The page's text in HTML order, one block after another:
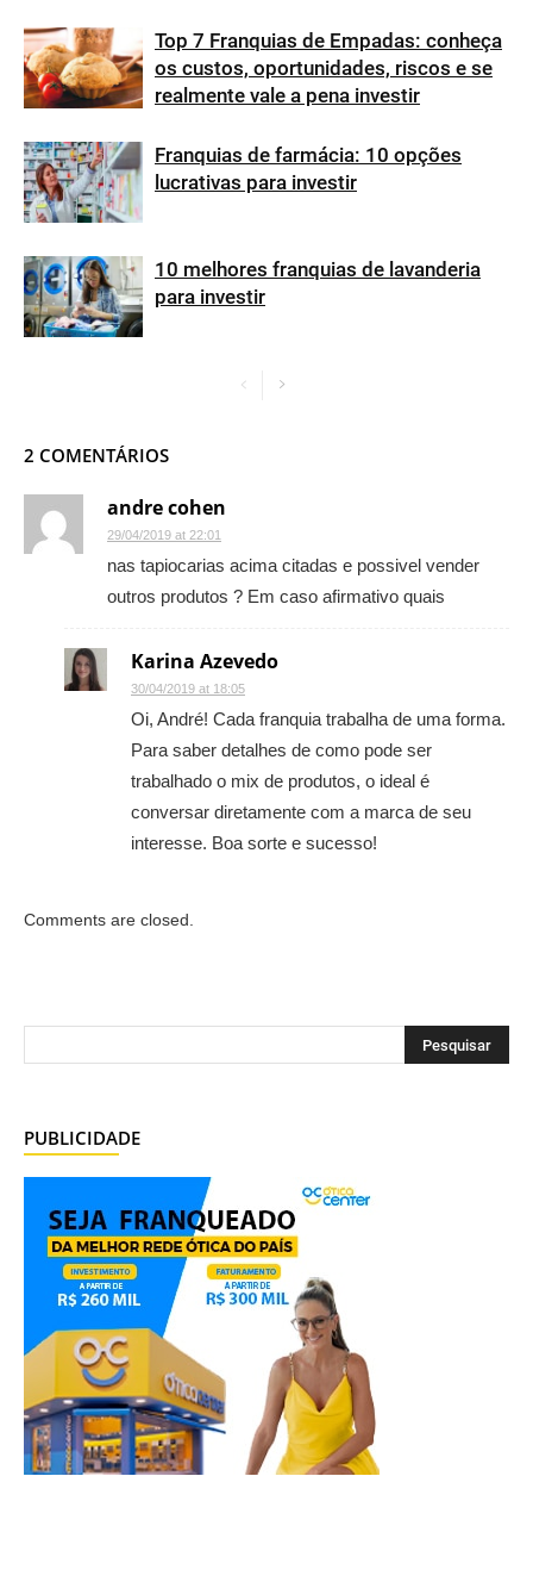
Top 7 Franquias de Empadas: conheça
os custos, oportunidades, riscos e se
realmente vale a pena investir
Franquias de farmácia: 10 opções
lucrativas para investir
10 melhores franquias de lavanderia
para investir
2 COMENTÁRIOS
andre cohen
29/04/2019 at 22:01
nas tapiocarias acima citadas e possivel vender
outros produtos ? Em caso afirmativo quais
Karina Azevedo
30/04/2019 at 18:05
Oi, André! Cada franquia trabalha de uma forma.
Para saber detalhes de como pode ser
trabalhado o mix de produtos, o ideal é
conversar diretamente com a marca de seu
interesse. Boa sorte e sucesso!
Comments are closed.
PUBLICIDADE